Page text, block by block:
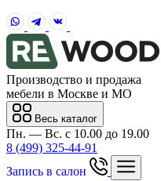
Производство и продажа
мебели в Москве и МО
Весь каталог
Пн. — Вс. с 10.00 до 19.00
8 (499) 325-44-91
Запись в салон